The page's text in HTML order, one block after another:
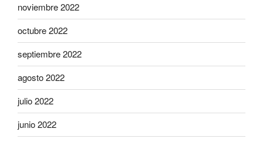
noviembre 2022
octubre 2022
septiembre 2022
agosto 2022
julio 2022
junio 2022